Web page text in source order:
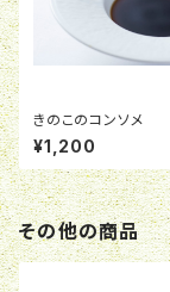
きのこのコンソメ
¥1,200
その他の商品